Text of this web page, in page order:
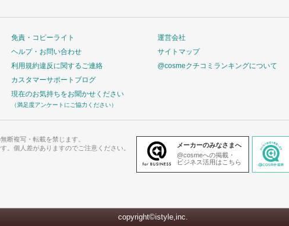
免責・コピーライト
ヘルプ・お問い合わせ
利用規約違反に関するご連絡
カスタマーサポートブログ
現在のお気持ちをお聞かせください
（満足度アンケートにご協力ください）
運営会社
サイトマップ
@cosmeクチコミランキングについて
断複写・転載を禁じます。
。個人差がありますのでご注意ください。
メーカーのみなさまへ
@cosmeへの掲載・
ビジネス活用はこちら
copyright©istyle,inc.